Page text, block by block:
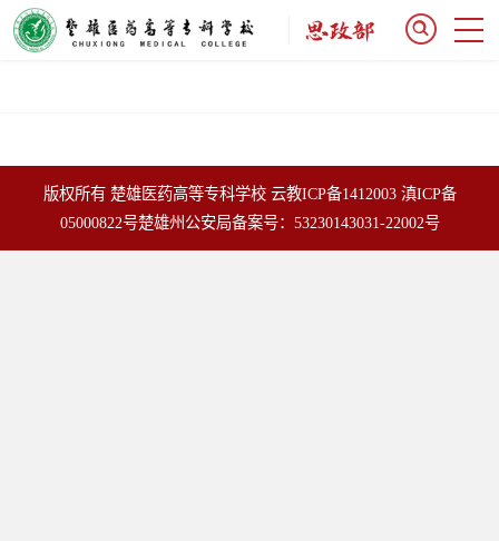
版权所有 楚雄医药高等专科学校 云教ICP备1412003 滇ICP备
05000822号楚雄州公安局备案号：53230143031-22002号